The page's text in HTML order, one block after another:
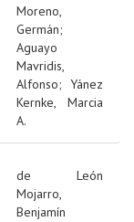
Moreno,
Germán;
Aguayo
Mavridis,
Alfonso; Yánez
Kernke, Marcia
A.
de León
Mojarro,
Benjamín